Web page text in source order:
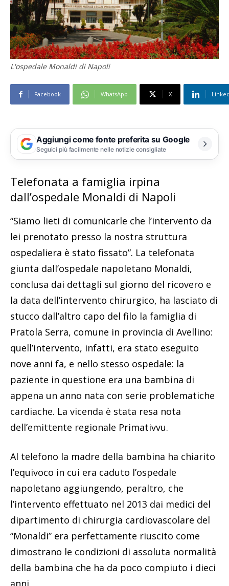
L'ospedale Monaldi di Napoli
Facebook WhatsApp X
Aggiungi come fonte preferita su Google
Seguici più facilmente nelle notizie consigliate
Telefonata a famiglia irpina
dall’ospedale Monaldi di Napoli
“Siamo lieti di comunicarle che l’intervento da
lei prenotato presso la nostra struttura
ospedaliera è stato fissato”. La telefonata
giunta dall’ospedale napoletano Monaldi,
conclusa dai dettagli sul giorno del ricovero e
la data dell’intervento chirurgico, ha lasciato di
stucco dall’altro capo del filo la famiglia di
Pratola Serra, comune in provincia di Avellino:
quell’intervento, infatti, era stato eseguito
nove anni fa, e nello stesso ospedale: la
paziente in questione era una bambina di
appena un anno nata con serie problematiche
cardiache. La vicenda è stata resa nota
dell’emittente regionale Primativvu.
Al telefono la madre della bambina ha chiarito
l’equivoco in cui era caduto l’ospedale
napoletano aggiungendo, peraltro, che
l’intervento effettuato nel 2013 dai medici del
dipartimento di chirurgia cardiovascolare del
“Monaldi” era perfettamente riuscito come
dimostrano le condizioni di assoluta normalità
della bambina che ha da poco compiuto i dieci